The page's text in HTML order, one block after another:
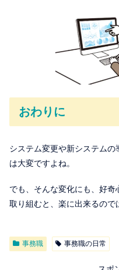
おわりに
システム変更や新システム
は大変ですよね。
でも、そんな変化にも、好
取り組むと、楽に出来るので
事務職 事務職の日常